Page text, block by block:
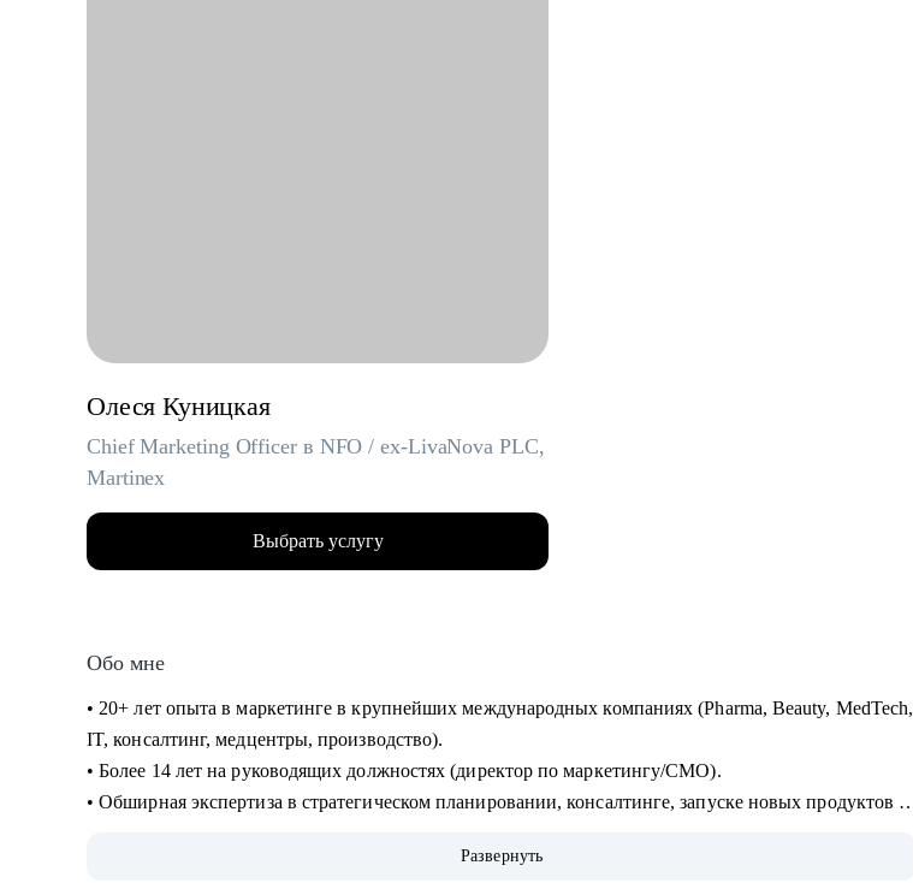
Олеся Куницкая
Chief Marketing Officer в NFO / ex-LivaNova PLC,
Martinex
Выбрать услугу
Обо мне
• 20+ лет опыта в маркетинге в крупнейших международных компаниях (Pharma, Beauty, MedTech,
IT, консалтинг, медцентры, производство).
• Более 14 лет на руководящих должностях (директор по маркетингу/СМО).
• Обширная экспертиза в стратегическом планировании, консалтинге, запуске новых продуктов и
международные. Опыт привлечения инвестиций.
Развернуть